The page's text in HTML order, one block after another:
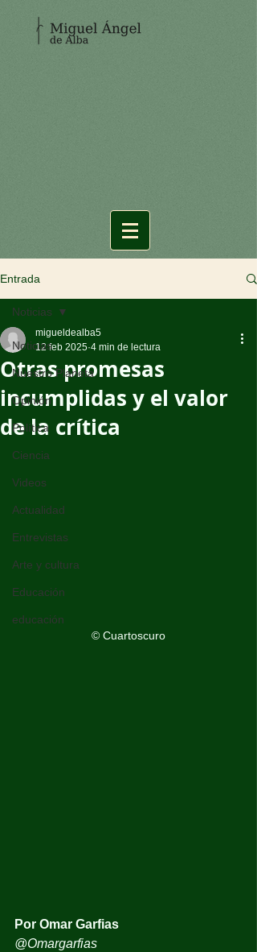
Entrada
Noticias
Nuestro Planeta
Opinión
Política
Ciencia
Videos
Actualidad
Entrevistas
Arte y cultura
Educación
educación
Noticias
Otras promesas
incumplidas y el valor
de la crítica
migueldealba5
12 feb 2025 4 min de lectura
© Cuartoscuro
Por Omar Garfias
@Omargarfias